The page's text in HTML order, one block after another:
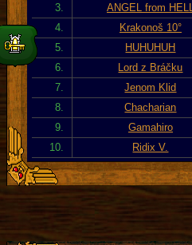
3.
ANGEL from HELL
4.
Krakonoš 10°
5.
HUHUHUH
6.
Lord z Bráčku
7.
Jenom Klid
8.
Chacharian
9.
Gamahiro
10.
Ridix V.